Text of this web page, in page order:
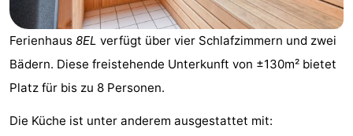
Cocksdorp
De
Koog
-
Oudeschild
-
De
Waal
-
Oosterend
Natur
Ferienhaus 8EL verfügt über vier Schlafzimmern und zwei
Bädern. Diese freistehende Unterkunft von ±130m² bietet
Platz für bis zu 8 Personen.
Die Küche ist unter anderem ausgestattet mit: